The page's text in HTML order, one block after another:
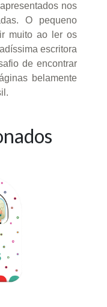
nos
O pequeno
muito ao ler os
escritora
de encontrar
belamente